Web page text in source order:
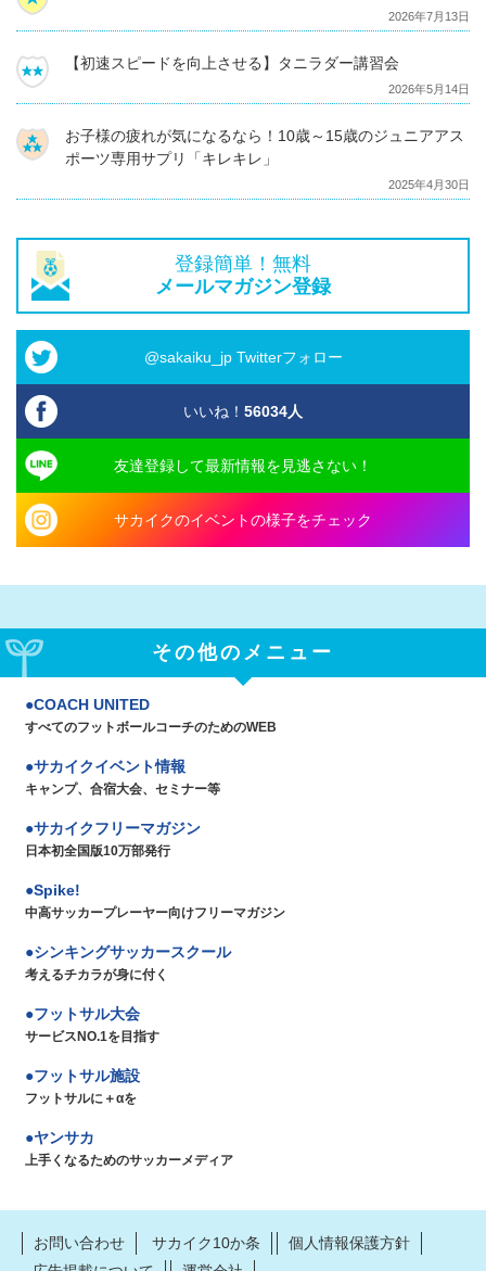
2026年7月13日
【初速スピードを向上させる】タニラダー講習会
2026年5月14日
お子様の疲れが気になるなら！10歳～15歳のジュニアアス
ポーツ専用サプリ「キレキレ」
2025年4月30日
登録簡単！無料
メールマガジン登録
@sakaiku_jp Twitterフォロー
いいね！ 56034人
友達登録して最新情報を見逃さない！
サカイクのイベントの様子をチェック
その他のメニュー
COACH UNITED
すべてのフットボールコーチのためのWEB
サカイクイベント情報
キャンプ、合宿大会、セミナー等
サカイクフリーマガジン
日本初全国版10万部発行
Spike!
中高サッカープレーヤー向けフリーマガジン
シンキングサッカースクール
考えるチカラが身に付く
フットサル大会
サービスNO.1を目指す
フットサル施設
フットサルに＋αを
ヤンサカ
上手くなるためのサッカーメディア
お問い合わせ サカイク10か条
個人情報保護方針